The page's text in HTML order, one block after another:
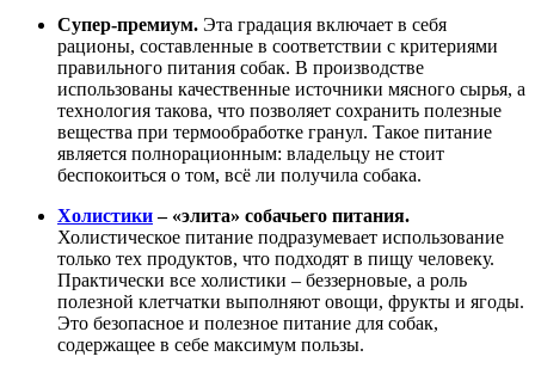
Супер-премиум. Эта градация включает в себя
рационы, составленные в соответствии с критериями
правильного питания собак. В производстве
использованы качественные источники мясного сырья, а
технология такова, что позволяет сохранить полезные
вещества при термообработке гранул. Такое питание
является полнорационным: владельцу не стоит
беспокоиться о том, всё ли получила собака.
Холистики– «элита» собачьего питания.
Холистическое питание подразумевает использование
только тех продуктов, что подходят в пищу человеку.
Практически все холистики – беззерновые, а роль
полезной клетчатки выполняют овощи, фрукты и ягоды.
Это безопасное и полезное питание для собак,
содержащее в себе максимум пользы.